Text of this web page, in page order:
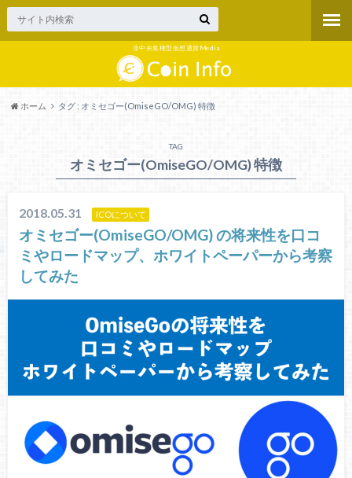
非中央集権型仮想通貨Media
ホーム タグ : オミセゴー(OmiseGO/OMG) 特徴
TAG
オミセゴー(OmiseGO/OMG) 特徴
2018.05.31 ICOについて
オミセゴー(OmiseGO/OMG) の将来性を口コ
ミやロードマップ、ホワイトペーパーから考察
してみた